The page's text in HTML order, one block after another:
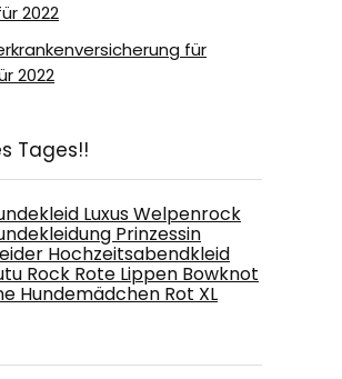
2022
für
2022
Tages!!
Luxus Welpenrock
Prinzessin
Hochzeitsabendkleid
Rock Rote Lippen Bowknot
Hundemädchen Rot XL